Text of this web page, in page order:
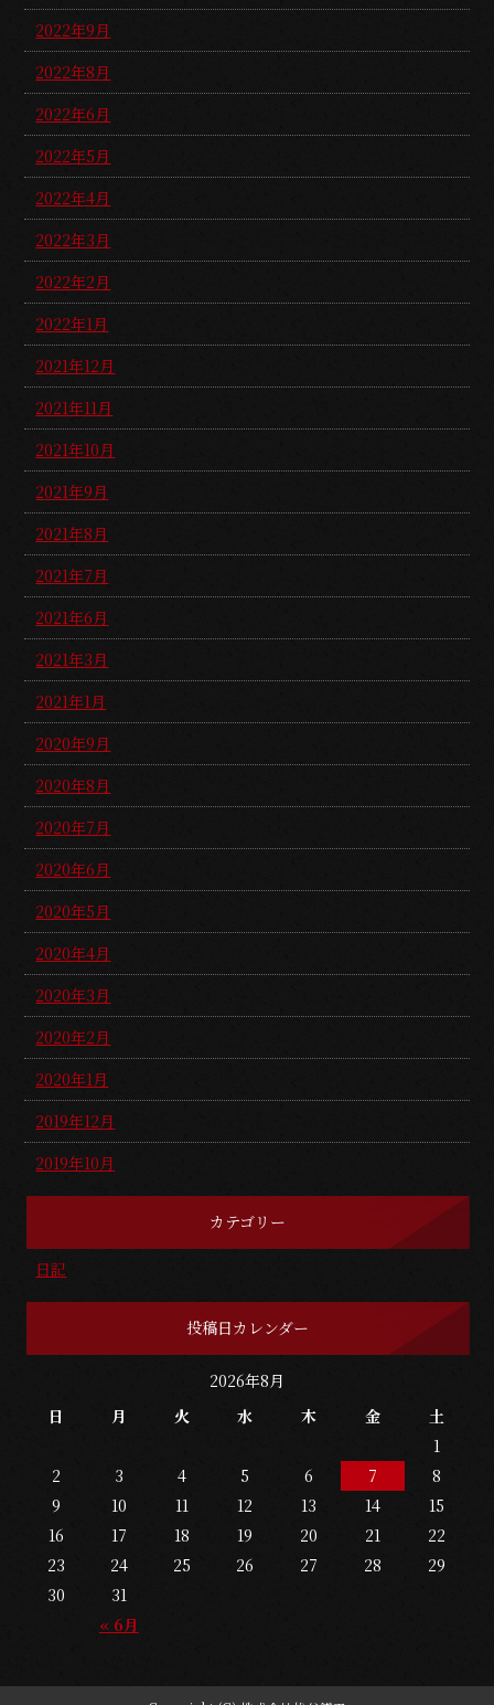
2022年9月
2022年8月
2022年6月
2022年5月
2022年4月
2022年3月
2022年2月
2022年1月
2021年12月
2021年11月
2021年10月
2021年9月
2021年8月
2021年7月
2021年6月
2021年3月
2021年1月
2020年9月
2020年8月
2020年7月
2020年6月
2020年5月
2020年4月
2020年3月
2020年2月
2020年1月
2019年12月
2019年10月
カテゴリー
日記
投稿日カレンダー
2026年8月
日
月 火 水 木 金 土
« 6月
1
2
3 4 5 6 7
8
9
10 11 12 13 14
15
16
17 18 19 20 21
22
23
24 25 26 27 28
29
30
31